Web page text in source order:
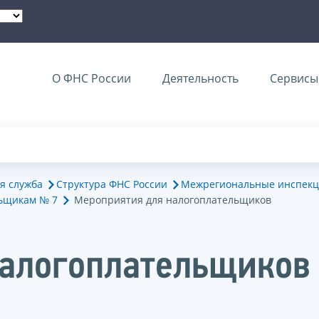
О ФНС России Деятельность Сервисы
служба Структура ФНС России
Межрегиональные
№ 7
Мероприятия для налогоплательщиков